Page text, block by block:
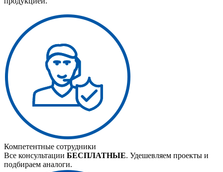
Компетентные сотрудники
Все консультации БЕСПЛАТНЫЕ. Удешевляем проекты и
подбираем аналоги.